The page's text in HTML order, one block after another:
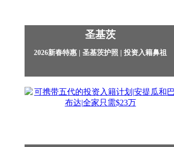
圣基茨
2026新春特惠 | 圣基茨护照 | 投资入籍鼻祖